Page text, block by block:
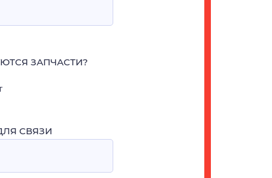
ЗАПЧАСТИ?
СВЯЗИ